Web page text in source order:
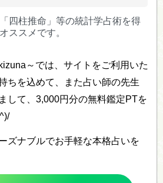
四柱推命」等の統計学占術を得
ススメです。
～では、サイトをご利用いた
ちを込めて、また占い師の先生
して、3,000円分の無料鑑定PTを
ズナブルでお手軽な本格占いを